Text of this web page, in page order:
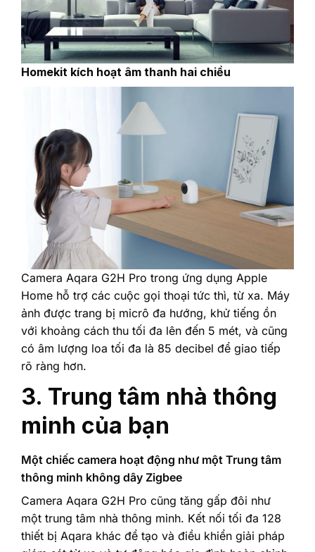
‎Homekit kích hoạt âm thanh hai chiều‎
‎Camera Aqara G2H Pro trong ứng dụng Apple
Home hỗ trợ các cuộc gọi thoại tức thì, từ xa. Máy
ảnh được trang bị micrô đa hướng, khử tiếng ồn
với khoảng cách thu tối đa lên đến 5 mét, và cũng
có âm lượng loa tối đa là 85 decibel để giao tiếp
rõ ràng hơn.‎
3. ‎Trung tâm nhà thông
minh của bạn‎
‎Một chiếc camera hoạt động như một Trung tâm
thông minh không dây Zigbee‎
Camera Aqara G2H Pro cũng tăng gấp đôi như
một trung tâm nhà thông minh. Kết nối tối đa 128
thiết bị Aqara khác để tạo và điều khiển giải pháp